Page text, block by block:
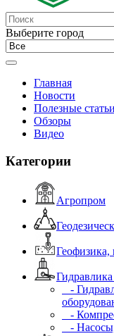
Выберите город
Главная
Новости
Полезные статьи
Обзоры
Видео
Категории
Агропром
Геофизика,
-
-
-